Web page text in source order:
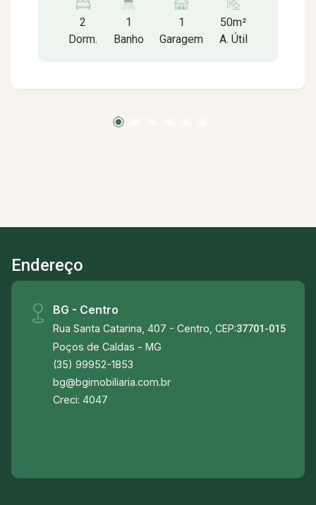
tranquilo. Contém: - 02 Quartos com móveis
planejados; - 01 Banheiro social - 01 Lavabo -
Uemg e etec (escolas) - Shopping poços de
-Parque Municipal a 03 km
2
Dorm.
1
Banho
1
Garagem
50m²
A. Útil
Endereço
BG - Centro
Rua Santa Catarina, 407 - Centro, CEP:37701-015
Poços de Caldas - MG
(35) 99952-1853
bg@bgimobiliaria.com.br
Creci: 4047